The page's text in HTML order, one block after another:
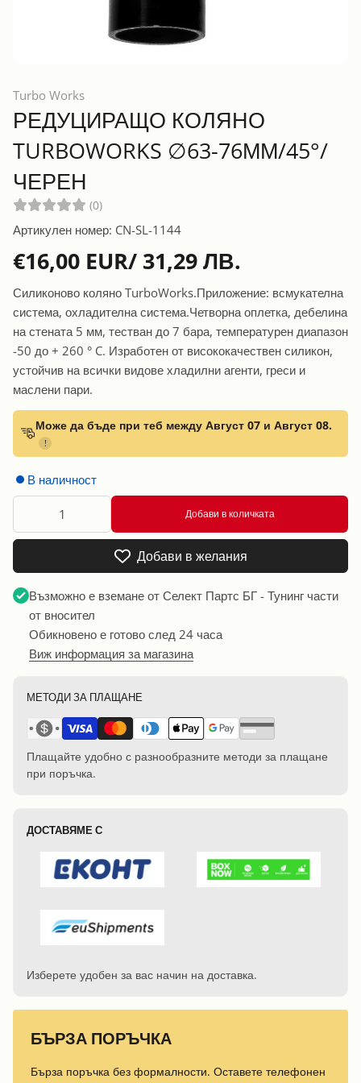
Turbo Works
РЕДУЦИРАЩО КОЛЯНО
TURBOWORKS ∅63-76ММ/45°/
ЧЕРЕН
(0)
Артикулен номер: CN-SL-1144
€16,00 EUR/ 31,29 ЛВ.
Силиконово коляно TurboWorks.Приложение: всмукателна
система, охладителна система.Четворна оплетка, дебелина
на стената 5 мм, тестван до 7 бара, температурен диапазон
-50 до + 260 ° C. Изработен от висококачествен силикон,
устойчив на всички видове хладилни агенти, греси и
маслени пари.
Може да бъде при теб между Август 07 и Август 08.
!
В наличност
Добави в количката
Добави в желания
Възможно е вземане отСелект Партс БГ - Тунинг части
от вносител
Обикновено е готово след 24 часа
Виж информация за магазина
МЕТОДИ ЗА ПЛАЩАНЕ
Плащайте удобно с разнообразните методи за плащане
при поръчка.
ДОСТАВЯМЕ С
Изберете удобен за вас начин на доставка.
БЪРЗА ПОРЪЧКА
Бърза поръчка без формалности. Оставете телефонен